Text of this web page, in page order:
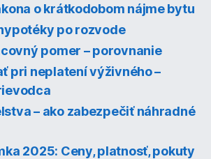
o krátkodobom nájme bytu
po rozvode
pomer – porovnanie
pri neplatení výživného –
– ako zabezpečiť náhradné
2025: Ceny, platnosť, pokuty